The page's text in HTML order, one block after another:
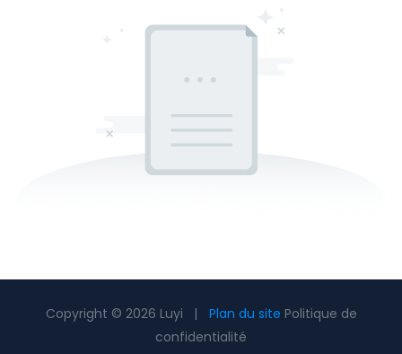
Copyright © 2026 Luyi | Plan du site Politique de
confidentialité